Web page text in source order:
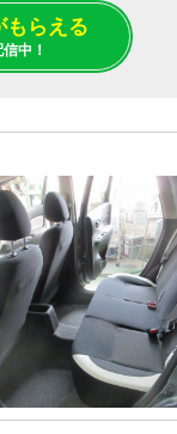
もらえる
中！